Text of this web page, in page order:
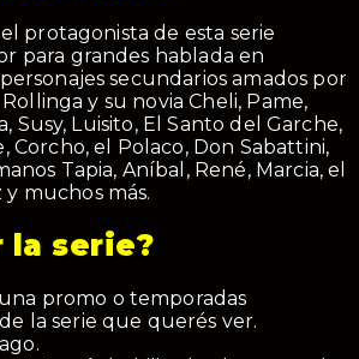
protagonista de esta serie
para grandes hablada en
secundarios amados por
y su novia Cheli, Pame,
Susy, Luisito, El Santo del Garche,
Corcho, el Polaco, Don Sabattini,
Tapia, Aníbal, René, Marcia, el
muchos más.
la serie?
promo o temporadas
la serie que querés ver.